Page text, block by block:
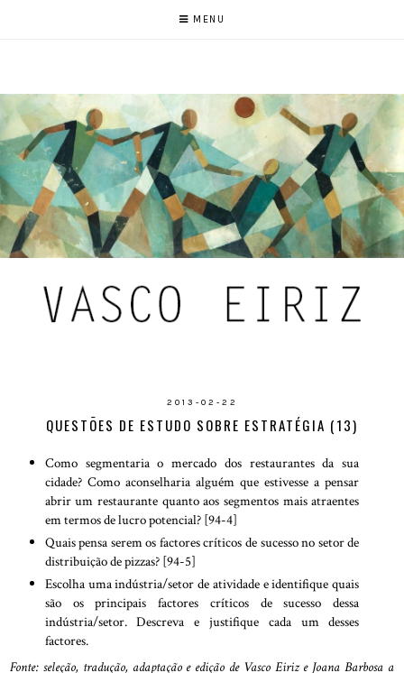
MENU
2013-02-22
QUESTÕES DE ESTUDO SOBRE ESTRATÉGIA (13)
Como segmentaria o mercado dos restaurantes da sua
cidade? Como aconselharia alguém que estivesse a pensar
abrir um restaurante quanto aos segmentos mais atraentes
em termos de lucro potencial? [94-4]
Quais pensa serem os factores críticos de sucesso no setor de
distribuição de pizzas? [94-5]
Escolha uma indústria/setor de atividade e identifique quais
são os principais factores críticos de sucesso dessa
indústria/setor. Descreva e justifique cada um desses
factores.
Fonte: seleção, tradução, adaptação e edição de Vasco Eiriz e Joana Barbosa a